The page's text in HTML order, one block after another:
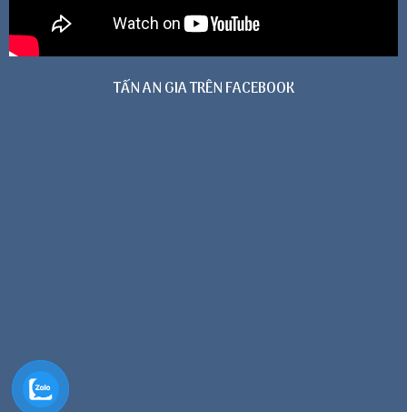
TẤN AN GIA TRÊN FACEBOOK